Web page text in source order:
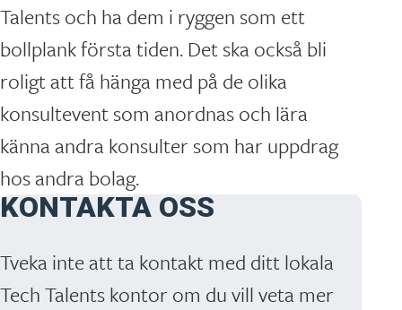
Talents och ha dem i ryggen som ett
bollplank första tiden. Det ska också bli
roligt att få hänga med på de olika
konsultevent som anordnas och lära
känna andra konsulter som har uppdrag
hos andra bolag.
KONTAKTA OSS
Tveka inte att ta kontakt med ditt lokala
Tech Talents kontor om du vill veta mer